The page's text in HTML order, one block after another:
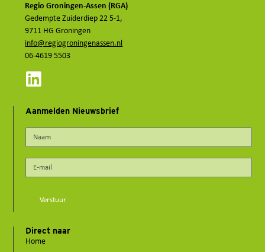
Regio Groningen-Assen (RGA)
Gedempte Zuiderdiep 22 5-1,
9711 HG Groningen
info@regiogroningenassen.nl
06-4619 5503
Aanmelden Nieuwsbrief
Verstuur
Direct naar
Home